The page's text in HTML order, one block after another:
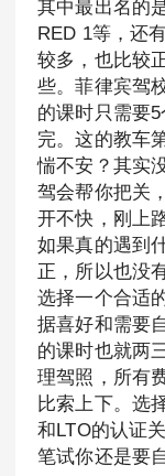
其中最出名的
RED 1等，还
较多，也比较
些。菲律宾驾
的课时只需要
完。这的教车
惴不安？其实
驾会帮你把关
开不快，刚上
如果真的遇到
正，所以也没
选择一个合适
据喜好和需要
的课时也就两
理驾照，所有
比索上下。选
和LTO的认证
笔试你还是要